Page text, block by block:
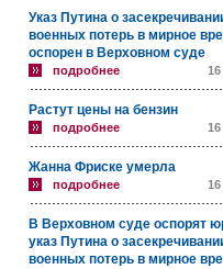
Указ Путина о
военных потерь в мирное
оспорен в Верховном суде
подробнее
Растут цены на бензин
подробнее
Жанна Фриске умерла
подробнее
В Верховном суде оспорят
указ Путина о
военных потерь в мирное